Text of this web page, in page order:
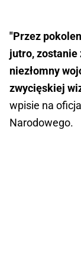
"Przez
jutro, zostanie
niezłomny
zwycięskiej
wpisie na
Narodowego.